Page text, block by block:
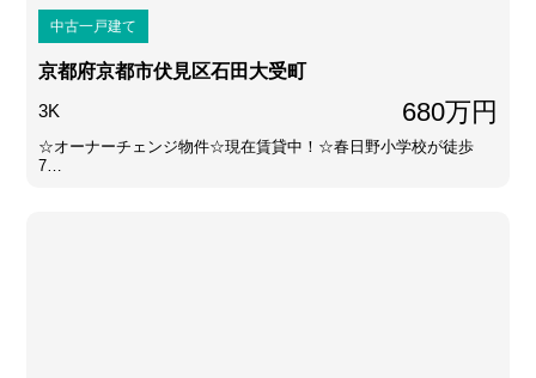
中古一戸建て
京都府京都市伏見区石田大受町
3K
680万円
☆オーナーチェンジ物件☆現在賃貸中！☆春日野小学校が徒歩
7…